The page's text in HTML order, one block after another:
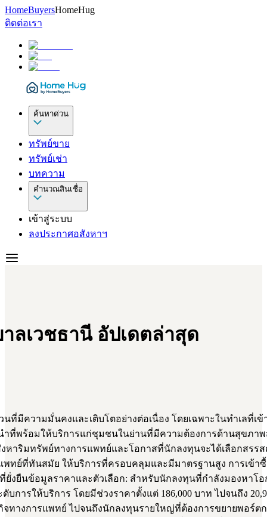
HomeBuyersHomeHug
ติดต่อเรา
ค้นหาด่วน
ทรัพย์ขาย
ทรัพย์เช่า
บทความ
คำนวณสินเชื่อ
เข้าสู่ระบบ
ลงประกาศอสังหาฯ
ลเวชธานี อัปเดตล่าสุด
มีความมั่นคงและเติบโตอย่างต่อเนื่อง โดยเฉพาะในทำเลที่เ
ำที่พร้อมให้บริการแก่ชุมชนในย่านที่มีความต้องการด้านสุขภ
าริมทรัพย์ทางการแพทย์และโอกาสที่นักลงทุนจะได้เลือกสร
ทย์ที่ทันสมัย ให้บริการที่ครอบคลุมและมีมาตรฐานสูง การเข้า
ยืนข้อมูลราคาและตัวเลือก: สำหรับนักลงทุนที่กำลังมองหาโอ
ารให้บริการ โดยมีช่วงราคาตั้งแต่ 186,000 บาท ไปจนถึง
ทางการแพทย์ ไปจนถึงนักลงทุนรายใหญ่ที่ต้องการขยายพอร์ต